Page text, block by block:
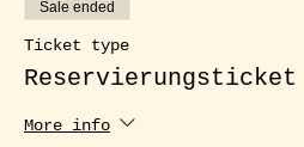
Sale ended
Ticket type
Reservierungsticket
More info